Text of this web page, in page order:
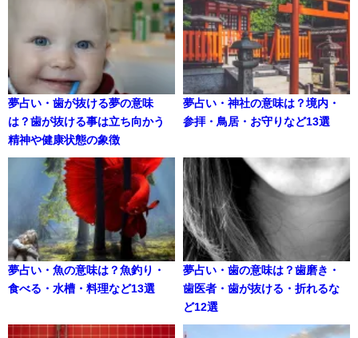
夢占い・歯が抜ける夢の意味
は？歯が抜ける事は立ち向かう
精神や健康状態の象徴
夢占い・神社の意味は？境内・
参拝・鳥居・お守りなど13選
夢占い・魚の意味は？魚釣り・
食べる・水槽・料理など13選
夢占い・歯の意味は？歯磨き・
歯医者・歯が抜ける・折れるな
ど12選